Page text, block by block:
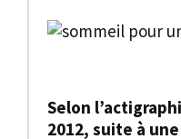
Selon
2012, suite à